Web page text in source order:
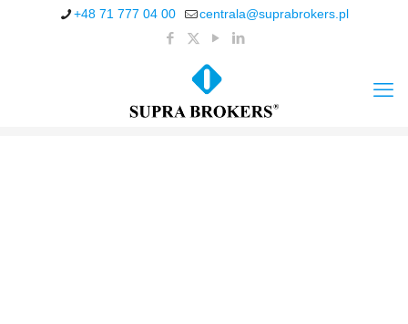
+48 71 777 04 00 centrala@suprabrokers.pl